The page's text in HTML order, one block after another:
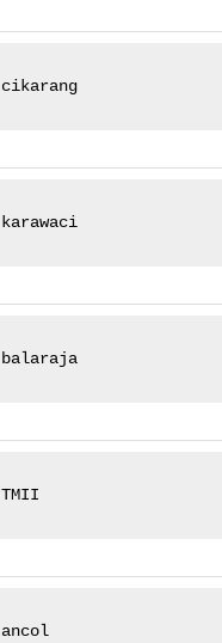
cikarang
karawaci
balaraja
ancol